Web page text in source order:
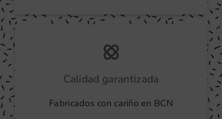
Calidad garantizada
Fabricados con cariño en BCN